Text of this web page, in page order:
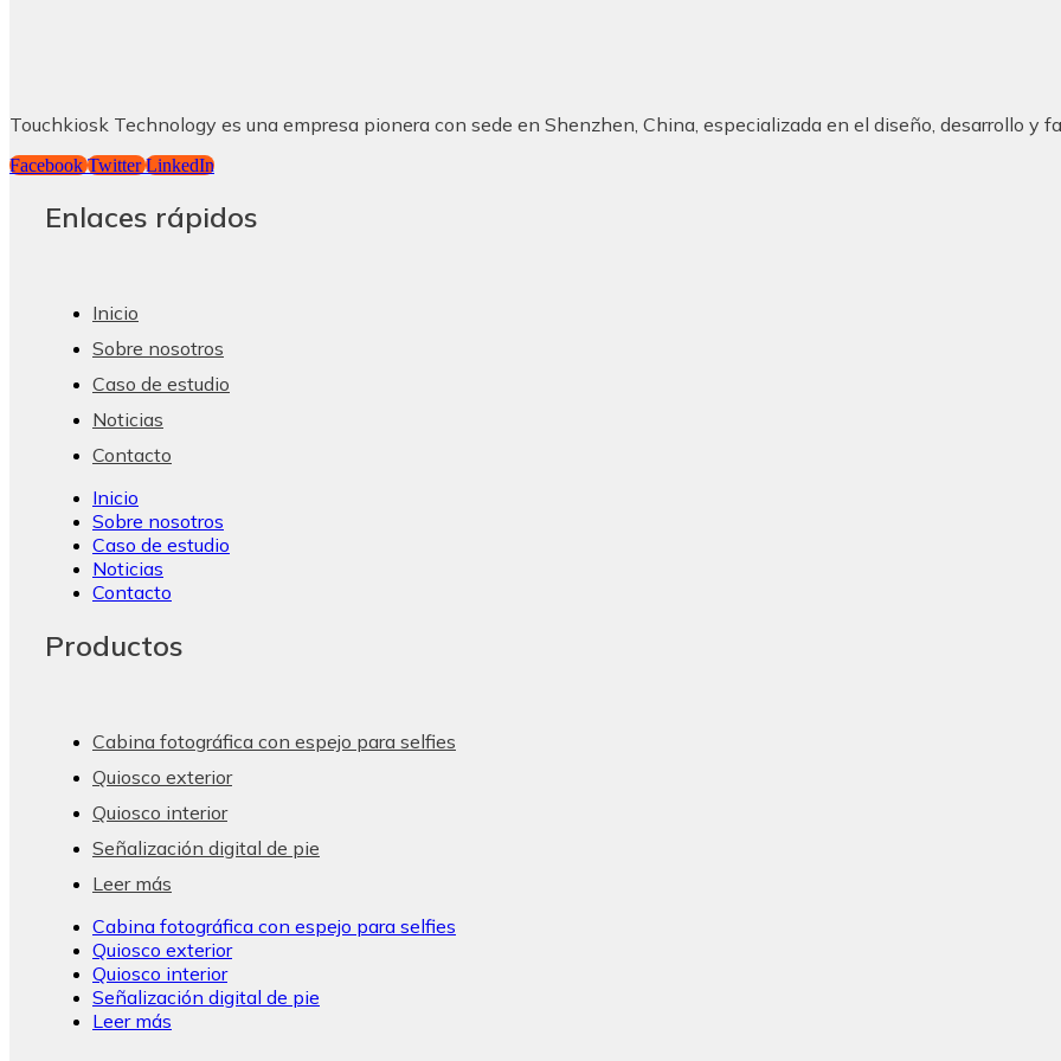
Touchkiosk Technology es una empresa pionera con sede en Shenzhen, China, especializada en el diseño, desarrollo y
Facebook Twitter LinkedIn
Enlaces rápidos
Inicio
Sobre nosotros
Caso de estudio
Noticias
Contacto
Inicio
Sobre nosotros
Caso de estudio
Noticias
Contacto
Productos
Cabina fotográfica con espejo para selfies
Quiosco exterior
Quiosco interior
Señalización digital de pie
Leer más
Cabina fotográfica con espejo para selfies
Quiosco exterior
Quiosco interior
Señalización digital de pie
Leer más